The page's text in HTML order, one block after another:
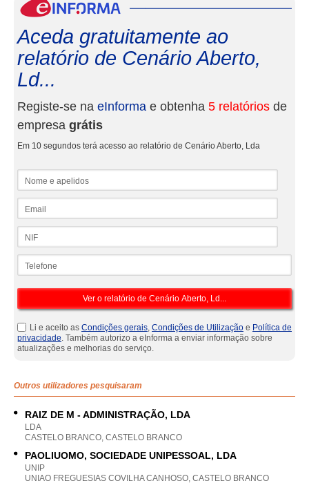
Aceda gratuitamente ao
relatório de Cenário Aberto,
Ld...
Registe-se na eInforma e obtenha 5 relatórios de
empresa grátis
Em 10 segundos terá acesso ao relatório de Cenário Aberto, Lda
Li e aceito as Condições gerais, Condições de Utilização e Política de
privacidade. Também autorizo a eInforma a enviar informação sobre
atualizações e melhorias do serviço.
Outros utilizadores pesquisaram
RAIZ DE M - ADMINISTRAÇÃO, LDA
LDA
CASTELO BRANCO, CASTELO BRANCO
PAOLIUOMO, SOCIEDADE UNIPESSOAL, LDA
UNIP
UNIAO FREGUESIAS COVILHA CANHOSO, CASTELO BRANCO